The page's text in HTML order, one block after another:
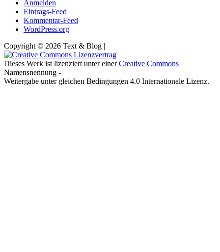
Anmelden
Eintrags-Feed
Kommentar-Feed
WordPress.org
Copyright © 2026 Text & Blog |
Dieses Werk ist lizenziert unter einerCreative Commons
Namensnennung -
Weitergabe unter gleichen Bedingungen 4.0 Internationale Lizenz.